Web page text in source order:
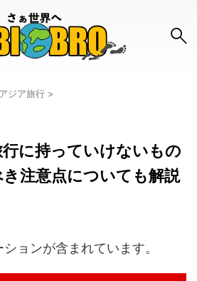
インタビュー
旅グッズ 旅行計画 旅行記
アジア旅行 >
に持っていけないもの
注意点についても解説
ョンが含まれています。